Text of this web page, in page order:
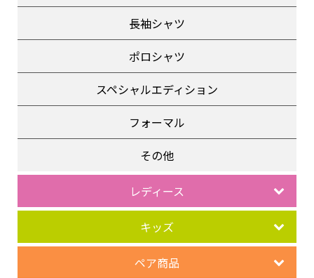
長袖シャツ
ポロシャツ
スペシャルエディション
フォーマル
その他
レディース
キッズ
ペア商品